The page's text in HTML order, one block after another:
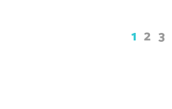
1 2 3